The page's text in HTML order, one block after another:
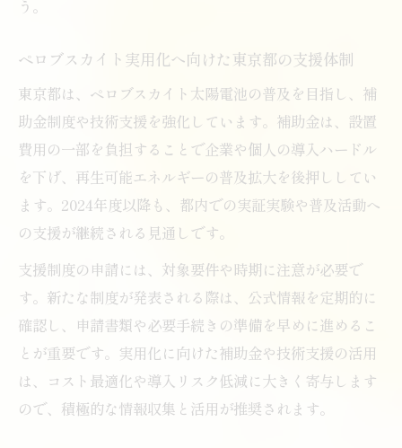
う。
ペロブスカイト実用化へ向けた東京都の支援体制
東京都は、ペロブスカイト太陽電池の普及を目指し、補
助金制度や技術支援を強化しています。補助金は、設置
費用の一部を負担することで企業や個人の導入ハードル
を下げ、再生可能エネルギーの普及拡大を後押ししてい
ます。2024年度以降も、都内での実証実験や普及活動へ
の支援が継続される見通しです。
支援制度の申請には、対象要件や時期に注意が必要で
す。新たな制度が発表される際は、公式情報を定期的に
確認し、申請書類や必要手続きの準備を早めに進めるこ
とが重要です。実用化に向けた補助金や技術支援の活用
は、コスト最適化や導入リスク低減に大きく寄与します
ので、積極的な情報収集と活用が推奨されます。